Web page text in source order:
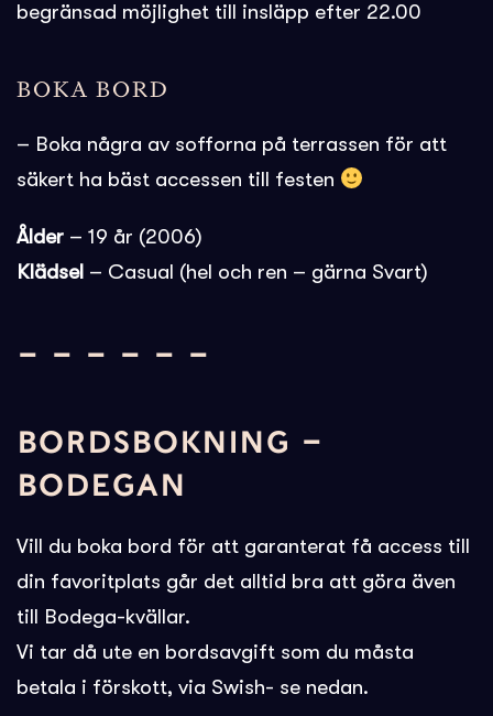
begränsad möjlighet till insläpp efter 22.00
BOKA BORD
– Boka några av sofforna på terrassen för att
säkert ha bäst accessen till festen
Ålder – 19 år (2006)
Klädsel – Casual (hel och ren – gärna Svart)
– – – – – –
BORDSBOKNING –
BODEGAN
Vill du boka bord för att garanterat få access till
din favoritplats går det alltid bra att göra även
till Bodega-kvällar.
Vi tar då ute en bordsavgift som du måsta
betala i förskott, via Swish- se nedan.